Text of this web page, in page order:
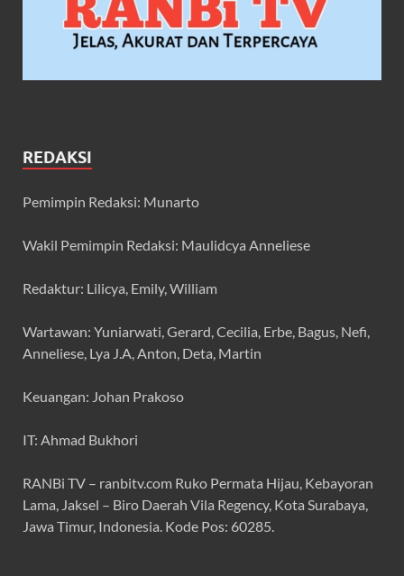
REDAKSI
Pemimpin Redaksi: Munarto
Wakil Pemimpin Redaksi: Maulidcya Anneliese
Redaktur: Lilicya, Emily, William
Wartawan: Yuniarwati, Gerard, Cecilia, Erbe, Bagus, Nefi,
Anneliese, Lya J.A, Anton, Deta, Martin
Keuangan: Johan Prakoso
IT: Ahmad Bukhori
RANBi TV – ranbitv.com Ruko Permata Hijau, Kebayoran
Lama, Jaksel – Biro Daerah Vila Regency, Kota Surabaya,
Jawa Timur, Indonesia. Kode Pos: 60285.